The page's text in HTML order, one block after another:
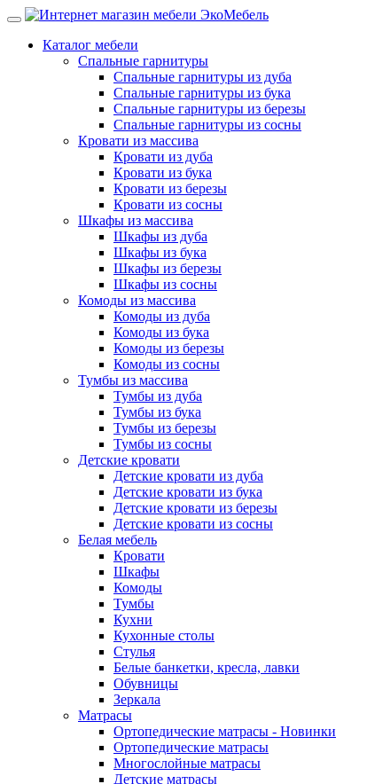
Каталог мебели
Спальные гарнитуры
Спальные гарнитуры из дуба
Спальные гарнитуры из бука
Спальные гарнитуры из березы
Спальные гарнитуры из сосны
Кровати из массива
Кровати из дуба
Кровати из бука
Кровати из березы
Кровати из сосны
Шкафы из массива
Шкафы из дуба
Шкафы из бука
Шкафы из березы
Шкафы из сосны
Комоды из массива
Комоды из дуба
Комоды из бука
Комоды из березы
Комоды из сосны
Тумбы из массива
Тумбы из дуба
Тумбы из бука
Тумбы из березы
Тумбы из сосны
Детские кровати
Детские кровати из дуба
Детские кровати из бука
Детские кровати из березы
Детские кровати из сосны
Белая мебель
Кровати
Шкафы
Комоды
Тумбы
Кухни
Кухонные столы
Стулья
Белые банкетки, кресла, лавки
Обувницы
Зеркала
Матрасы
Ортопедические матрасы - Новинки
Ортопедические матрасы
Многослойные матрасы
Детские матрасы